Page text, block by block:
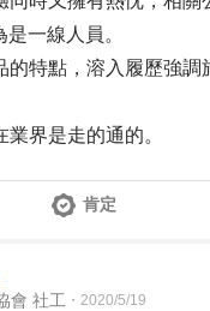
一線人員。
的特點，溶入履歷強調
界是走的通的。
肯定
會 社工 ・ 2020/5/19